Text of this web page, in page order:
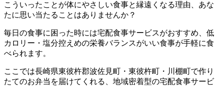
こういったことが体にやさしい食事と縁遠くなる理由、あな
たに思い当たることはありませんか？
毎日の食事に困った時には宅配食事サービスがおすすめ、低
カロリー・塩分控えめの栄養バランスがいい食事が手軽に食
べられます。
ここでは長崎県東彼杵郡波佐見町・東彼杵町・川棚町で作り
たてのお弁当を届けてくれる、地域密着型の宅配食事サービ